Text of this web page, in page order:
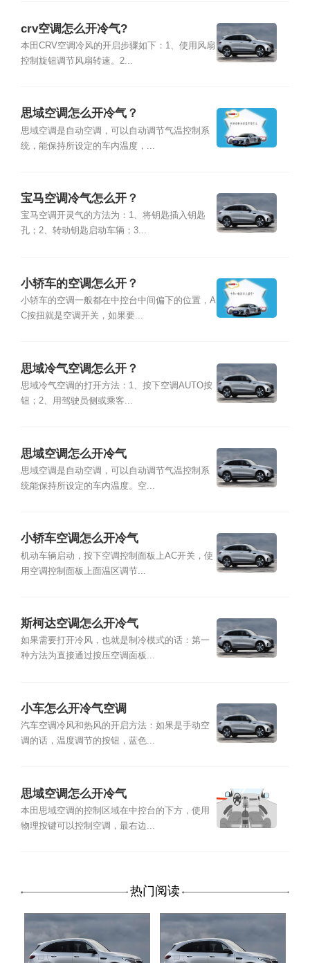
crv空调怎么开冷气?
本田CRV空调冷风的开启步骤如下：1、使用风扇
控制旋钮调节风扇转速。2...
思域空调怎么开冷气？
思域空调是自动空调，可以自动调节气温控制系
统，能保持所设定的车内温度，...
宝马空调冷气怎么开？
宝马空调开灵气的方法为：1、将钥匙插入钥匙
孔；2、转动钥匙启动车辆；3...
小轿车的空调怎么开？
小轿车的空调一般都在中控台中间偏下的位置，A
C按扭就是空调开关，如果要...
思域冷气空调怎么开？
思域冷气空调的打开方法：1、按下空调AUTO按
钮；2、用驾驶员侧或乘客...
思域空调怎么开冷气
思域空调是自动空调，可以自动调节气温控制系
统能保持所设定的车内温度。空...
小轿车空调怎么开冷气
机动车辆启动，按下空调控制面板上AC开关，使
用空调控制面板上面温区调节...
斯柯达空调怎么开冷气
如果需要打开冷风，也就是制冷模式的话：第一
种方法为直接通过按压空调面板...
小车怎么开冷气空调
汽车空调冷风和热风的开启方法：如果是手动空
调的话，温度调节的按钮，蓝色...
思域空调怎么开冷气
本田思域空调的控制区域在中控台的下方，使用
物理按键可以控制空调，最右边...
热门阅读